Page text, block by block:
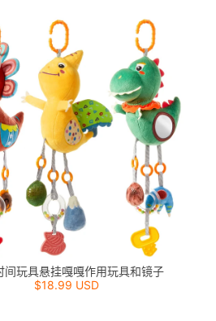
间玩具悬挂嘎嘎作用玩具和镜子
$18.99 USD